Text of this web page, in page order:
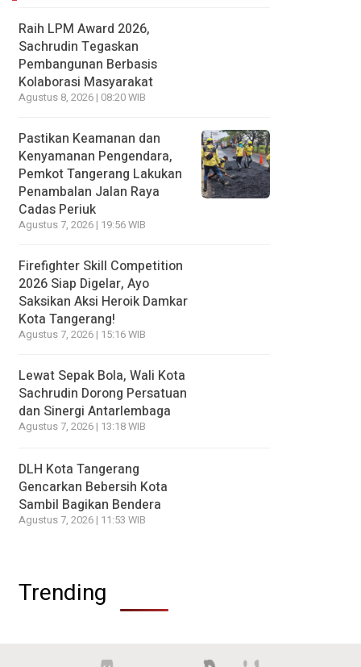
Raih LPM Award 2026,
Sachrudin Tegaskan
Pembangunan Berbasis
Kolaborasi Masyarakat
Agustus 8, 2026 | 08:20 WIB
Pastikan Keamanan dan
Kenyamanan Pengendara,
Pemkot Tangerang Lakukan
Penambalan Jalan Raya
Cadas Periuk
Agustus 7, 2026 | 19:56 WIB
Firefighter Skill Competition
2026 Siap Digelar, Ayo
Saksikan Aksi Heroik Damkar
Kota Tangerang!
Agustus 7, 2026 | 15:16 WIB
Lewat Sepak Bola, Wali Kota
Sachrudin Dorong Persatuan
dan Sinergi Antarlembaga
Agustus 7, 2026 | 13:18 WIB
DLH Kota Tangerang
Gencarkan Bebersih Kota
Sambil Bagikan Bendera
Agustus 7, 2026 | 11:53 WIB
Trending